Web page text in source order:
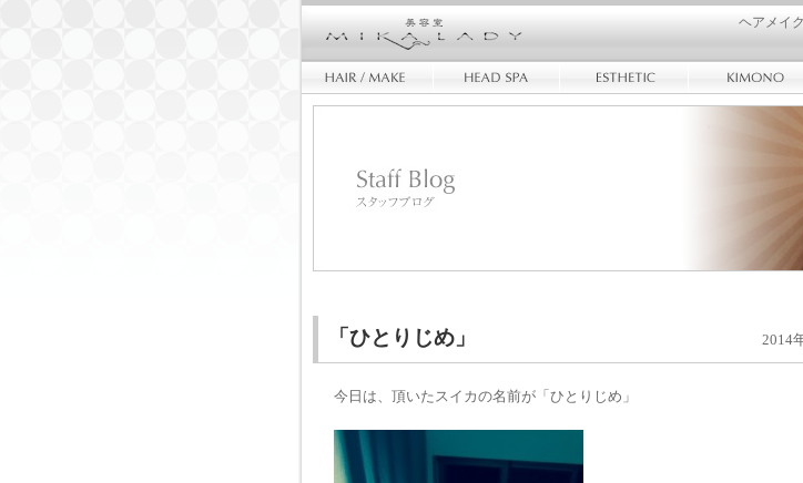
ヘアメイ
「ひとりじめ」 2014
今日は、頂いたスイカの名前が「ひとりじめ」